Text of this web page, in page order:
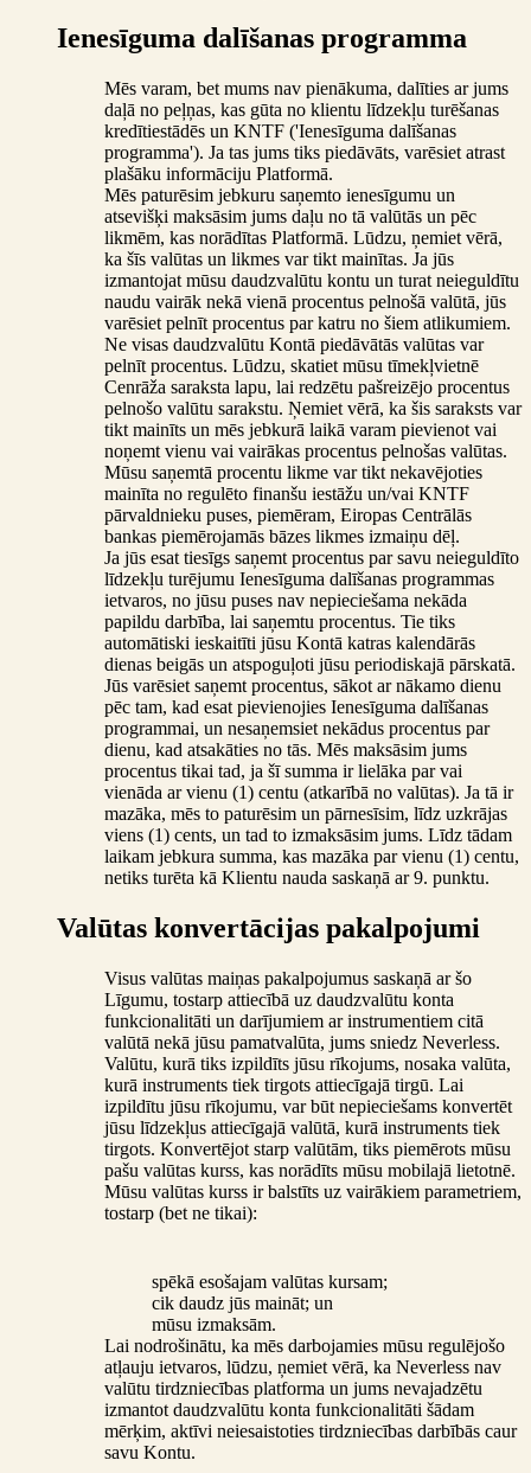
Ienesīguma dalīšanas programma
Mēs varam, bet mums nav pienākuma, dalīties ar jums
daļā no peļņas, kas gūta no klientu līdzekļu turēšanas
kredītiestādēs un KNTF ('Ienesīguma dalīšanas
programma'). Ja tas jums tiks piedāvāts, varēsiet atrast
plašāku informāciju Platformā.
Mēs paturēsim jebkuru saņemto ienesīgumu un
atsevišķi maksāsim jums daļu no tā valūtās un pēc
likmēm, kas norādītas Platformā. Lūdzu, ņemiet vērā,
ka šīs valūtas un likmes var tikt mainītas. Ja jūs
izmantojat mūsu daudzvalūtu kontu un turat neieguldītu
naudu vairāk nekā vienā procentus pelnošā valūtā, jūs
varēsiet pelnīt procentus par katru no šiem atlikumiem.
Ne visas daudzvalūtu Kontā piedāvātās valūtas var
pelnīt procentus. Lūdzu, skatiet mūsu tīmekļvietnē
Cenrāža saraksta lapu, lai redzētu pašreizējo procentus
pelnošo valūtu sarakstu. Ņemiet vērā, ka šis saraksts var
tikt mainīts un mēs jebkurā laikā varam pievienot vai
noņemt vienu vai vairākas procentus pelnošas valūtas.
Mūsu saņemtā procentu likme var tikt nekavējoties
mainīta no regulēto finanšu iestāžu un/vai KNTF
pārvaldnieku puses, piemēram, Eiropas Centrālās
bankas piemērojamās bāzes likmes izmaiņu dēļ.
Ja jūs esat tiesīgs saņemt procentus par savu neieguldīto
līdzekļu turējumu Ienesīguma dalīšanas programmas
ietvaros, no jūsu puses nav nepieciešama nekāda
papildu darbība, lai saņemtu procentus. Tie tiks
automātiski ieskaitīti jūsu Kontā katras kalendārās
dienas beigās un atspoguļoti jūsu periodiskajā pārskatā.
Jūs varēsiet saņemt procentus, sākot ar nākamo dienu
pēc tam, kad esat pievienojies Ienesīguma dalīšanas
programmai, un nesaņemsiet nekādus procentus par
dienu, kad atsakāties no tās. Mēs maksāsim jums
procentus tikai tad, ja šī summa ir lielāka par vai
vienāda ar vienu (1) centu (atkarībā no valūtas). Ja tā ir
mazāka, mēs to paturēsim un pārnesīsim, līdz uzkrājas
viens (1) cents, un tad to izmaksāsim jums. Līdz tādam
laikam jebkura summa, kas mazāka par vienu (1) centu,
netiks turēta kā Klientu nauda saskaņā ar 9. punktu.
Valūtas konvertācijas pakalpojumi
Visus valūtas maiņas pakalpojumus saskaņā ar šo
Līgumu, tostarp attiecībā uz daudzvalūtu konta
funkcionalitāti un darījumiem ar instrumentiem citā
valūtā nekā jūsu pamatvalūta, jums sniedz Neverless.
Valūtu, kurā tiks izpildīts jūsu rīkojums, nosaka valūta,
kurā instruments tiek tirgots attiecīgajā tirgū. Lai
izpildītu jūsu rīkojumu, var būt nepieciešams konvertēt
jūsu līdzekļus attiecīgajā valūtā, kurā instruments tiek
tirgots. Konvertējot starp valūtām, tiks piemērots mūsu
pašu valūtas kurss, kas norādīts mūsu mobilajā lietotnē.
Mūsu valūtas kurss ir balstīts uz vairākiem parametriem,
tostarp (bet ne tikai):
spēkā esošajam valūtas kursam;
cik daudz jūs maināt; un
mūsu izmaksām.
Lai nodrošinātu, ka mēs darbojamies mūsu regulējošo
atļauju ietvaros, lūdzu, ņemiet vērā, ka Neverless nav
valūtu tirdzniecības platforma un jums nevajadzētu
izmantot daudzvalūtu konta funkcionalitāti šādam
mērķim, aktīvi neiesaistoties tirdzniecības darbībās caur
savu Kontu.